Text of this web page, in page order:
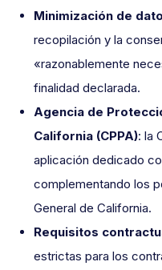
Minimización de
recopilación y la
«razonablemente
finalidad declarada.
Agencia de
California (CPPA): la
aplicación dedicado
complementando los
General de California.
Requisitos
estrictas para los